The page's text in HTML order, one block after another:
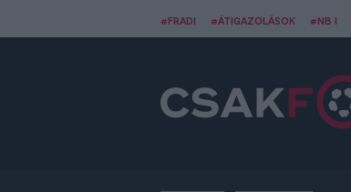
#FRADI #ÁTIGAZOLÁSOK #NB I